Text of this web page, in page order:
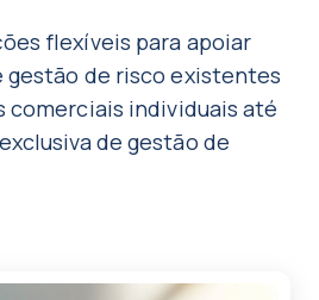
flexíveis para apoiar
gestão de risco existentes
individuais até
de gestão de